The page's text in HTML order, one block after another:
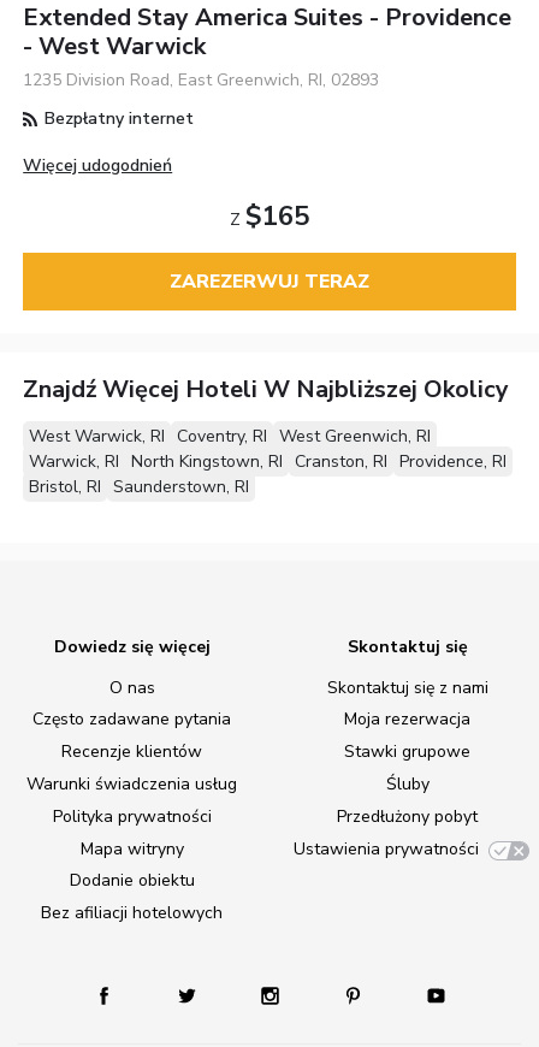
Extended Stay America Suites - Providence
- West Warwick
1235 Division Road, East Greenwich, RI, 02893
Bezpłatny internet
Więcej udogodnień
Z $165
ZAREZERWUJ TERAZ
Znajdź Więcej Hoteli W Najbliższej Okolicy
West Warwick, RI Coventry, RI West Greenwich, RI
Warwick, RI North Kingstown, RI Cranston, RI Providence, RI
Bristol, RI Saunderstown, RI
Dowiedz się więcej
O nas
Często zadawane pytania
Recenzje klientów
Warunki świadczenia usług
Polityka prywatności
Mapa witryny
Dodanie obiektu
Bez afiliacji hotelowych
Skontaktuj się
Skontaktuj się z nami
Moja rezerwacja
Stawki grupowe
Śluby
Przedłużony pobyt
Ustawienia prywatności